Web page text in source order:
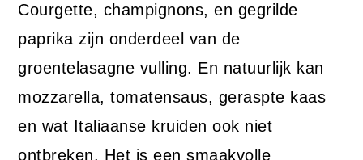
Courgette, champignons, en gegrilde
paprika zijn onderdeel van de
groentelasagne vulling. En natuurlijk kan
mozzarella, tomatensaus, geraspte kaas
en wat Italiaanse kruiden ook niet
ontbreken. Het is een smaakvolle